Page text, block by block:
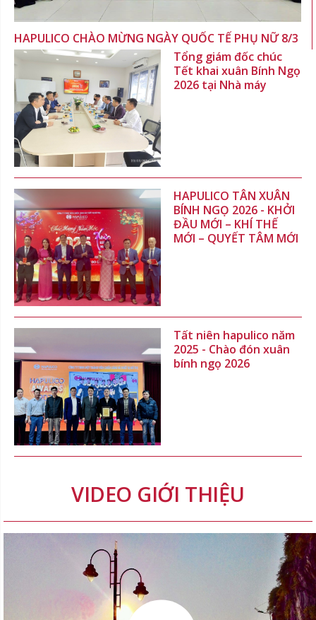
HAPULICO CHÀO MỪNG NGÀY QUỐC TẾ PHỤ NỮ 8/3
Tổng giám đốc chúc
Tết khai xuân Bính Ngọ
2026 tại Nhà máy
HAPULICO TÂN XUÂN
BÍNH NGỌ 2026 - KHỞI
ĐẦU MỚI – KHÍ THẾ
MỚI – QUYẾT TÂM MỚI
Tất niên hapulico năm
2025 - Chào đón xuân
bính ngọ 2026
VIDEO GIỚI THIỆU